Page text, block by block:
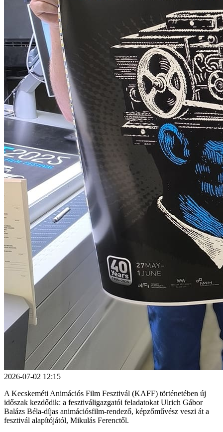
2026-07-02 12:15
A Kecskeméti Animációs Film Fesztivál (KAFF) történetében új
időszak kezdődik: a fesztiváligazgatói feladatokat Ulrich Gábor
Balázs Béla-díjas animációsfilm-rendező, képzőművész veszi át a
fesztivál alapítójától, Mikulás Ferenctől.